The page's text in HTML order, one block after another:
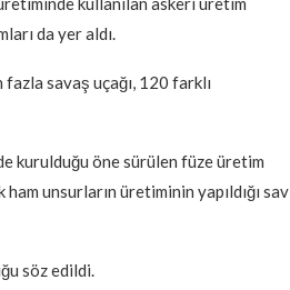
da yer aldı.
savaş uçağı, 120 farklı
kurulduğu öne sürülen füze üretim
unsurların üretiminin yapıldığı sav
söz edildi.